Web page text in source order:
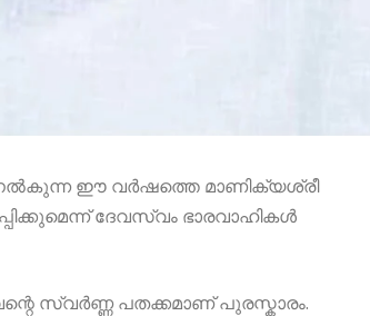
ഈ വർഷത്തെ മാണിക്യശ്രീ
ദേവസ്വം ഭാരവാഹികൾ
സ്വർണ്ണ പതക്കമാണ് പുരസ്കാരം.